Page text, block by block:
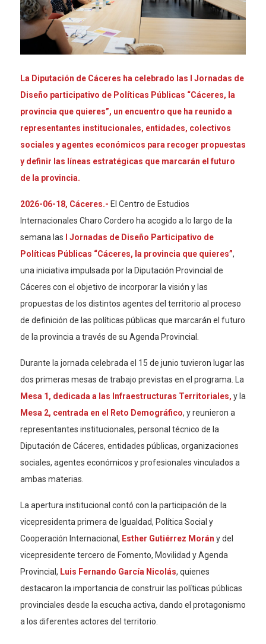
La Diputación de Cáceres ha celebrado las I Jornadas de
Diseño participativo de Políticas Públicas “Cáceres, la
provincia que quieres”, un encuentro que ha reunido a
representantes institucionales, entidades, colectivos
sociales y agentes económicos para recoger propuestas
y definir las líneas estratégicas que marcarán el futuro
de la provincia.
2026-06-18, Cáceres.- El Centro de Estudios
Internacionales Charo Cordero ha acogido a lo largo de la
semana las I Jornadas de Diseño Participativo de
Políticas Públicas “Cáceres, la provincia que quieres”,
una iniciativa impulsada por la Diputación Provincial de
Cáceres con el objetivo de incorporar la visión y las
propuestas de los distintos agentes del territorio al proceso
de definición de las políticas públicas que marcarán el futuro
de la provincia a través de su Agenda Provincial.
Durante la jornada celebrada el 15 de junio tuvieron lugar las
dos primeras mesas de trabajo previstas en el programa. La
Mesa 1, dedicada a las Infraestructuras Territoriales, y la
Mesa 2, centrada en el Reto Demográfico, y reunieron a
representantes institucionales, personal técnico de la
Diputación de Cáceres, entidades públicas, organizaciones
sociales, agentes económicos y profesionales vinculados a
ambas materias.
La apertura institucional contó con la participación de la
vicepresidenta primera de Igualdad, Política Social y
Cooperación Internacional, Esther Gutiérrez Morán y del
vicepresidente tercero de Fomento, Movilidad y Agenda
Provincial, Luis Fernando García Nicolás, quienes
destacaron la importancia de construir las políticas públicas
provinciales desde la escucha activa, dando el protagonismo
a los diferentes actores del territorio.